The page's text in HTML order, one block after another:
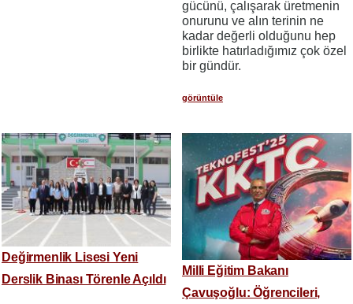
gücünü, çalışarak üretmenin
onurunu ve alın terinin ne
kadar değerli olduğunu hep
birlikte hatırladığımız çok özel
bir gündür.
görüntüle
Değirmenlik Lisesi Yeni
Derslik Binası Törenle Açıldı
Milli Eğitim Bakanı
Çavuşoğlu: Öğrencileri,